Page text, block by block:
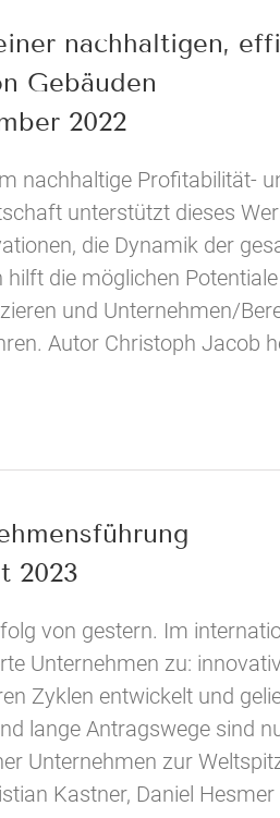
nachhaltigen,
Gebäuden
2022
nachhaltige Profitabilität-
unterstützt dieses
die Dynamik der
hilft die möglichen
und Unternehmen/
Autor Christoph Jacob
2023
von gestern. Im
Unternehmen zu:
Zyklen entwickelt und
lange Antragswege sind
Unternehmen zur
Kastner, Daniel